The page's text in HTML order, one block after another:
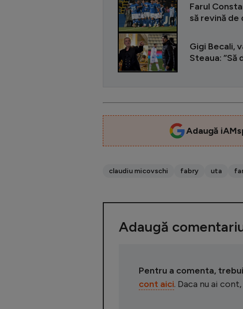
Farul
să revină de
Gigi Becali,
Steaua: ”Să
Adaugă
claudiu micovschi fabry uta
Adaugă
Pentru a comenta,
cont aici. Daca nu ai cont,